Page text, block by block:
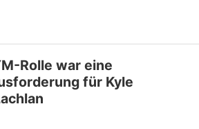
Rolle war eine
für Kyle